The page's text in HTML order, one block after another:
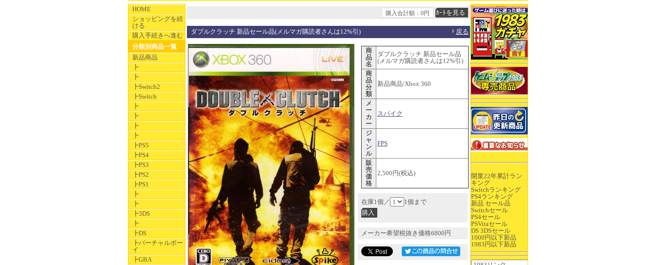
HOME
ショッピングを続
ける
購入手続きへ進む
分類別商品一覧
新品商品
┣
┣
┣Switch2
┣Switch
┣
┣
┣
┣
┣PS5
┣PS4
┣PS3
┣PS2
┣PS1
┣
┣
┣3DS
┣
┣DS
┣バーチャルボー
イ
┣GBA
開業22年累計ラン
キング
Switchランキング
PS4ランキング
新品 セール品
Switchセール
PS4セール
PSVitaセール
DS 3DSセール
1000円以下新品
1983円以下新品
購入合計額：0円
ダブルクラッチ 新品セール品(メルマガ購読者さんは12%引) 戻る
商
品
名
ダブルクラッチ 新品セール品
(メルマガ購読者さんは12%引)
商
品
分
類
新品商品/Xbox 360
メ
ー
カ
ー
スパイク
ジ
ャ
ン
ル
FPS
販
売
価
格
2,500円(税込)
在庫1個／ 1個まで
メーカー希望税抜き価格6800円